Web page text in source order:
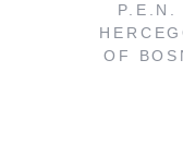
P.E.N.
OF